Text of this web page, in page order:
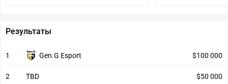
Результаты
1 Gen.G Esport $100 000
2 TBD $50 000